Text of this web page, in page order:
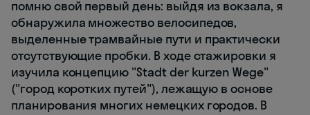
помню свой первый день: выйдя из вокзала, я
обнаружила множество велосипедов,
выделенные трамвайные пути и практически
отсутствующие пробки. В ходе стажировки я
изучила концепцию "Stadt der kurzen Wege"
("город коротких путей"), лежащую в основе
планирования многих немецких городов. В